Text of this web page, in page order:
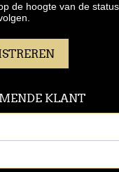
de hoogte van de
KLANT